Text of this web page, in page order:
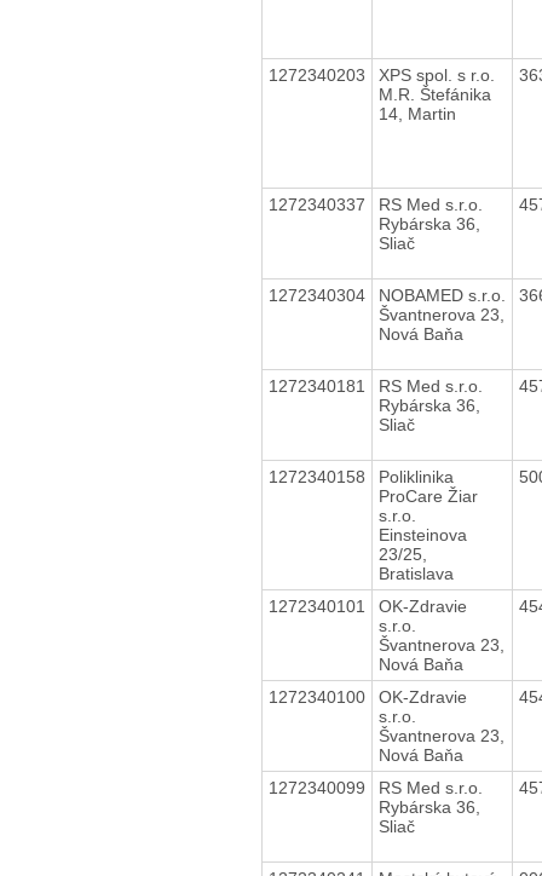
1272340203
XPS spol. s r.o.
M.R. Štefánika
14, Martin
1272340337
RS Med s.r.o.
Rybárska 36,
Sliač
1272340304
NOBAMED s.r.o.
Švantnerova 23,
Nová Baňa
1272340181
RS Med s.r.o.
Rybárska 36,
Sliač
1272340158
Poliklinika
ProCare Žiar
s.r.o.
Einsteinova
23/25,
Bratislava
1272340101
OK-Zdravie
s.r.o.
Švantnerova 23,
Nová Baňa
1272340100
OK-Zdravie
s.r.o.
Švantnerova 23,
Nová Baňa
1272340099
RS Med s.r.o.
Rybárska 36,
Sliač